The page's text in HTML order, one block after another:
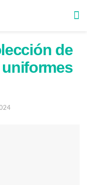
de